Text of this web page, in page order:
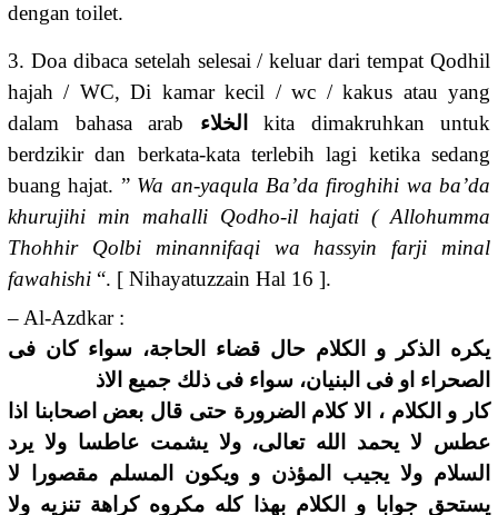
dengan toilet.
3. Doa dibaca setelah selesai / keluar dari tempat Qodhil
hajah / WC, Di kamar kecil / wc / kakus atau yang
dalam bahasa arab الخلاء
kita dimakruhkan untuk
berdzikir dan berkata-kata terlebih lagi ketika sedang
buang hajat. ” Wa an-yaqula Ba’da firoghihi wa ba’da
khurujihi min mahalli Qodho-il hajati ( Allohumma
Thohhir Qolbi minannifaqi wa hassyin farji minal
fawahishi “. [ Nihayatuzzain Hal 16 ].
– Al-Azdkar :
يكره الذكر و الكلام حال قضاء الحاجة، سواء كان فى
الصحراء او فى البنيان، سواء فى ذلك جميع الاذ
كار و الكلام ، الا كلام الضرورة حتى قال بعض اصحابنا اذا
عطس لا يحمد الله تعالى، ولا يشمت عاطسا ولا يرد
السلام ولا يجيب المؤذن و ويكون المسلم مقصورا لا
يستحق جوابا و الكلام بهذا كله مكروه كراهة تنزيه ولا